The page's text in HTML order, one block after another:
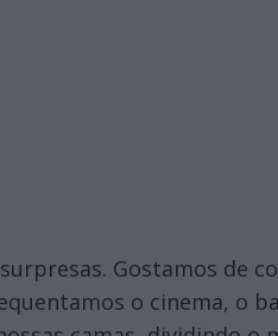
Gostamos de
o cinema, o